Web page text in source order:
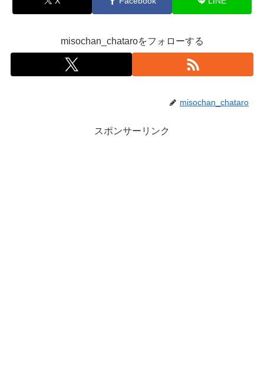
misochan_chataroをフォローする
misochan_chataro
スポンサーリンク